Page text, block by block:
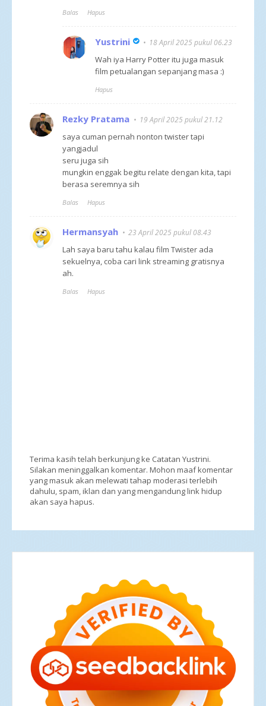
Balas Hapus
Yustrini 18 April 2025 pukul 06.23
Wah iya Harry Potter itu juga masuk
film petualangan sepanjang masa :)
Hapus
Rezky Pratama 19 April 2025 pukul 21.12
saya cuman pernah nonton twister tapi
yangjadul
seru juga sih
mungkin enggak begitu relate dengan kita, tapi
berasa seremnya sih
Balas Hapus
Hermansyah 23 April 2025 pukul 08.43
Lah saya baru tahu kalau film Twister ada
sekuelnya, coba cari link streaming gratisnya
ah.
Balas Hapus
Terima kasih telah berkunjung ke Catatan Yustrini.
Silakan meninggalkan komentar. Mohon maaf komentar
yang masuk akan melewati tahap moderasi terlebih
dahulu, spam, iklan dan yang mengandung link hidup
akan saya hapus.